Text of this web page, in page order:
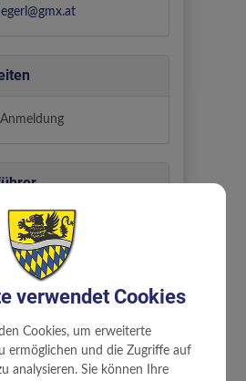
verwendet Cookies
Cookies, um erweiterte
ermöglichen und die Zugriffe auf
analysieren. Sie können Ihre